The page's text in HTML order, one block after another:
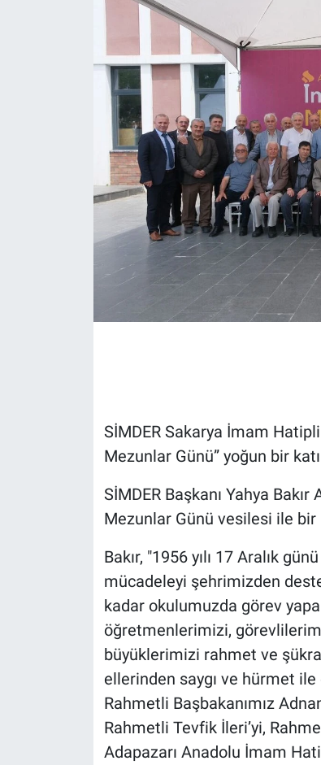
SİMDER Sakarya İmam
Mezunlar Günü” yoğun bir
SİMDER Başkanı Yahya
Mezunlar Günü vesilesi ile bir
Bakır, "1956 yılı 17 Aralık
mücadeleyi şehrimizden
kadar okulumuzda görev
öğretmenlerimizi,
büyüklerimizi rahmet ve
ellerinden saygı ve hürmet
Rahmetli Başbakanımız
Rahmetli Tevfik İleri’yi,
Adapazarı Anadolu İmam
MAGAZİN
ÖZEL HABER
HALK54 PANORAMA